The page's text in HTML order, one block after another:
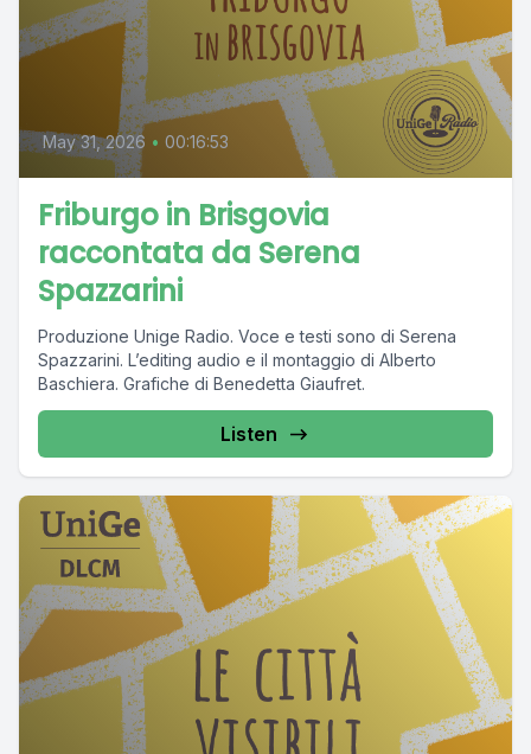
May 31, 2026 • 00:16:53
Friburgo in Brisgovia
raccontata da Serena
Spazzarini
Produzione Unige Radio. Voce e testi sono di Serena
Spazzarini. L’editing audio e il montaggio di Alberto
Baschiera. Grafiche di Benedetta Giaufret.
Listen